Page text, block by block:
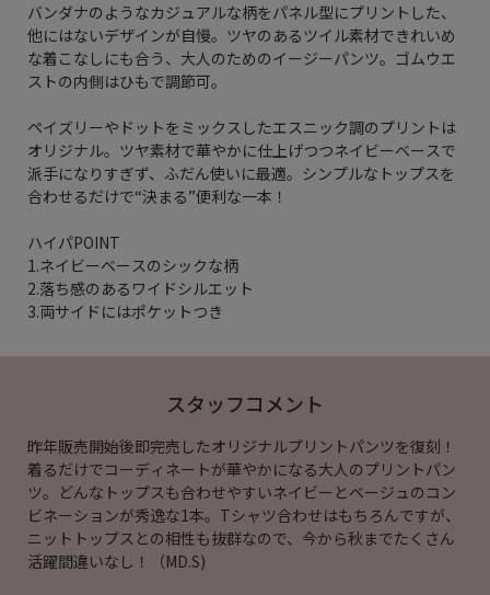
バンダナのようなカジュアルな柄をパネル型にプリントした、
他にはないデザインが自慢。ツヤのあるツイル素材できれいめ
な着こなしにも合う、大人のためのイージーパンツ。ゴムウエ
ストの内側はひもで調節可。
ペイズリーやドットをミックスしたエスニック調のプリントは
オリジナル。ツヤ素材で華やかに仕上げつつネイビーベースで
派手になりすぎず、ふだん使いに最適。シンプルなトップスを
合わせるだけで“決まる”便利な一本！
ハイパPOINT
1.ネイビーベースのシックな柄
2.落ち感のあるワイドシルエット
3.両サイドにはポケットつき
スタッフコメント
昨年販売開始後即完売したオリジナルプリントパンツを復刻！
着るだけでコーディネートが華やかになる大人のプリントパン
ツ。どんなトップスも合わせやすいネイビーとベージュのコン
ビネーションが秀逸な1本。Tシャツ合わせはもちろんですが、
ニットトップスとの相性も抜群なので、今から秋までたくさん
活躍間違いなし！（MD.S)